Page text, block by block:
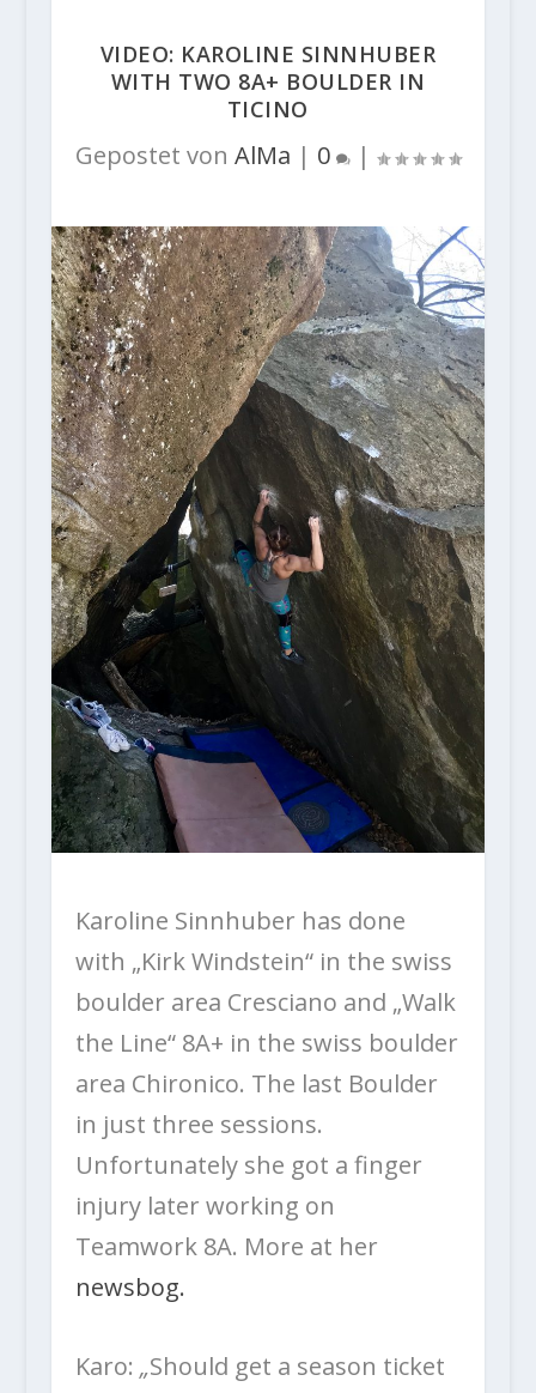
VIDEO: KAROLINE SINNHUBER
WITH TWO 8A+ BOULDER IN
TICINO
Gepostet von AlMa | 0 |
Karoline Sinnhuber has done
with „Kirk Windstein“ in the swiss
boulder area Cresciano and „Walk
the Line“ 8A+ in the swiss boulder
area Chironico. The last Boulder
in just three sessions.
Unfortunately she got a finger
injury later working on
Teamwork 8A. More at her
newsbog.
Karo: „Should get a season ticket